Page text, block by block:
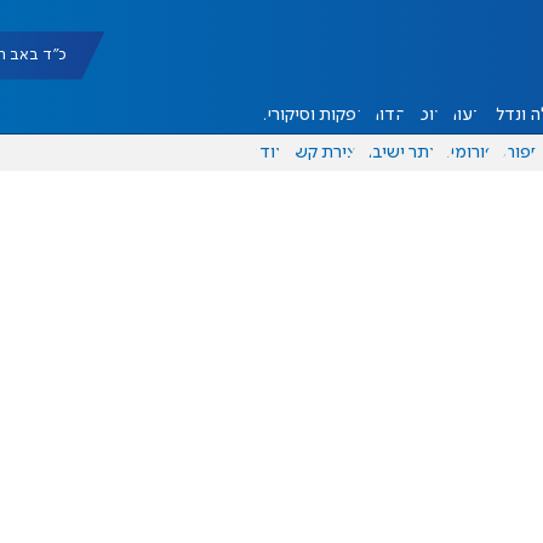
כ"ד באב תשפ"ו
ונדל"ן דעות אוכל יהדות הפקות וסיקורים
ספורט פורומים אתר ישיבה יצירת קשר עוד